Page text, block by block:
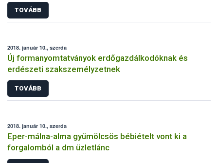
TOVÁBB
2018. január 10., szerda
Új formanyomtatványok erdőgazdálkodóknak és
erdészeti szakszemélyzetnek
TOVÁBB
2018. január 10., szerda
Eper-málna-alma gyümölcsös bébiételt vont ki a
forgalomból a dm üzletlánc